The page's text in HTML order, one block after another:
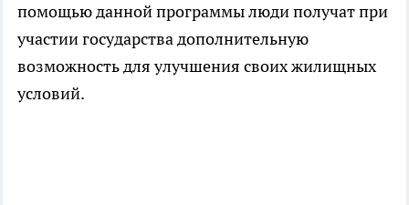
помощью данной программы люди получат при
участии государства дополнительную
возможность для улучшения своих жилищных
условий.